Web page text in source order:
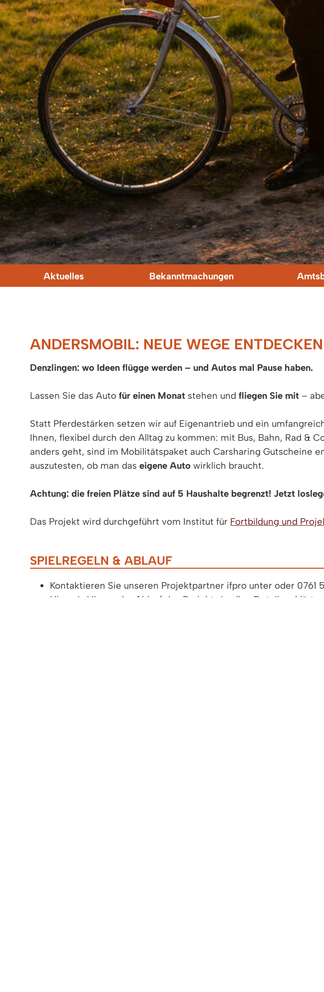
Aktuelles Bekanntmachungen
ANDERSMOBIL: NEUE WEGE ENTDECKEN
Denzlingen: wo Ideen flügge werden – und Autos mal Pause haben.
Lassen Sie das Auto für einen Monat stehen und fliegen Sie mit –
Statt Pferdestärken setzen wir auf Eigenantrieb und ein
Ihnen, flexibel durch den Alltag zu kommen: mit Bus, Bahn, Rad &
anders geht, sind im Mobilitätspaket auch Carsharing Gutscheine
auszutesten, ob man das eigene Auto wirklich braucht.
Achtung: die freien Plätze sind auf 5 Haushalte begrenzt! Jetzt
Das Projekt wird durchgeführt vom Institut für Fortbildung und
SPIELREGELN & ABLAUF
Kontaktieren Sie unseren Projektpartner ifpro unter oder 0761
Hier wird Ihnen der Ablauf des Projekts in allen Details erklärt.